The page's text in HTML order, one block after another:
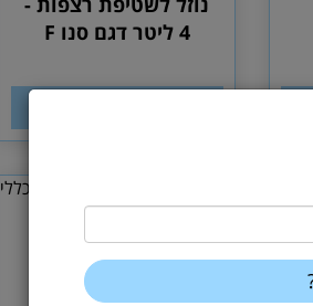
4 ליטר דגם סנו F
כללי